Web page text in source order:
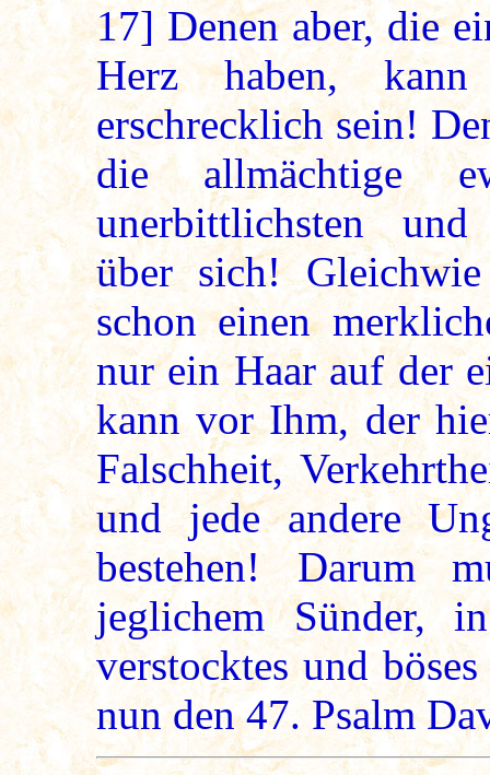
17]Denen aber, die
Herz haben,
erschrecklich sein!
die allmächtige
unerbittlichsten und
über sich!
schon einen
nur ein Haar auf der
kann vor Ihm, der
Falschheit,
und jede andere
bestehen! Darum
jeglichem Sünder,
verstocktes und
nun den 47. Psalm